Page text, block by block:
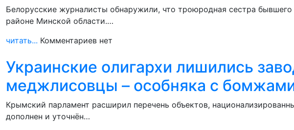
Белорусские журналисты обнаружили, что троюродная сестра
районе Минской области.…
читать... Комментариев нет
Украинские олигархи лишились
меджлисовцы – особняка с
Крымский парламент расширил перечень объектов,
дополнен и уточнён…